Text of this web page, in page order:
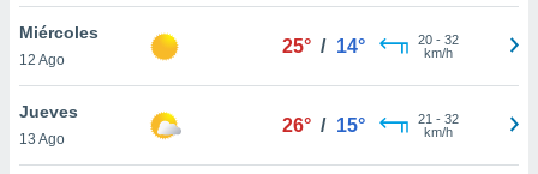
cookies
aceptar
Miércoles
12 Ago
25° / 14° 20- 32
km/h
Jueves
13 Ago
26° / 15° 21 - 32
km/h